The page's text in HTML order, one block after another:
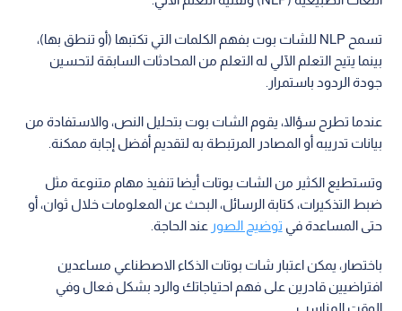
تسمح NLP للشات بوت بفهم الكلمات التي تكتبها (أو تنطق بها)،
بينما يتيح التعلم الآلي له التعلم من المحادثات السابقة لتحسين
جودة الردود باستمرار.
عندما تطرح سؤالا، يقوم الشات بوت بتحليل النص، والاستفادة من
بيانات تدريبه أو المصادر المرتبطة به لتقديم أفضل إجابة ممكنة.
وتستطيع الكثير من الشات بوتات أيضا تنفيذ مهام متنوعة مثل
ضبط التذكيرات، كتابة الرسائل، البحث عن المعلومات خلال ثوان، أو
حتى المساعدة في توضيح الصور عند الحاجة.
باختصار، يمكن اعتبار شات بوتات الذكاء الاصطناعي مساعدين
افتراضيين قادرين على فهم احتياجاتك والرد بشكل فعال وفي
الوقت المناسب.